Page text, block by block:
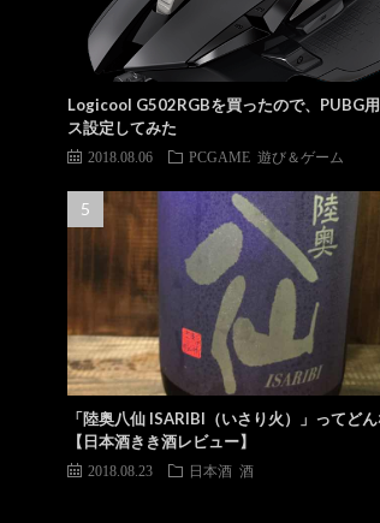
Logicool G502RGBを買ったので、PUBG
ス設定してみた
2018.08.06 PCGAME 遊び＆ゲーム
「陸奥八仙 ISARIBI（いさり火）」ってどん
【日本酒きき酒レビュー】
2018.08.23 日本酒 酒